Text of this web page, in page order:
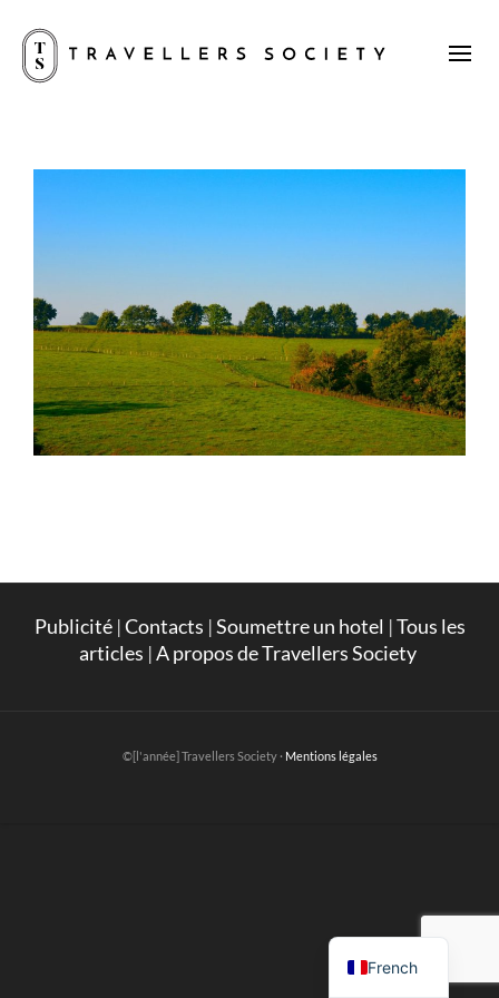
Publicité|Contacts |Soumettre un hotel |Tous les
articles |A propos de Travellers Society
©[l'année] Travellers Society · Mentions légales
French